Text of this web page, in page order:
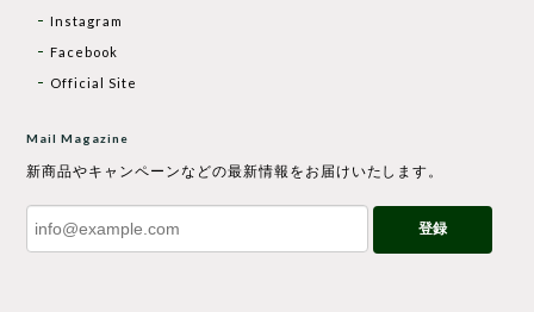
Instagram
Facebook
Official Site
Mail Magazine
新商品やキャンペーンなどの最新情報をお届けいたします。
登録